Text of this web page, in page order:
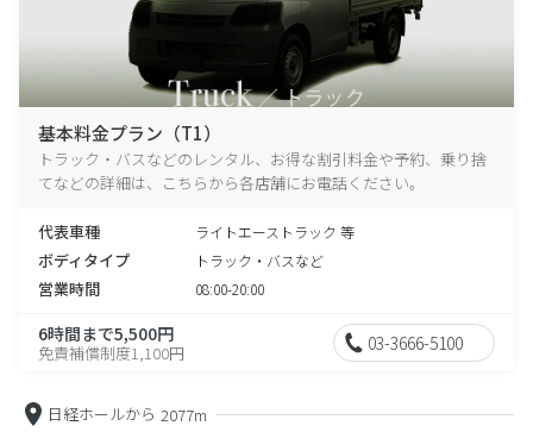
基本料金プラン（T1）
トラック・バスなどのレンタル、お得な割引料金や予約、乗り捨
てなどの詳細は、こちらから各店舗にお電話ください。
代表車種 ライトエーストラック 等
ボディタイプ トラック・バスなど
営業時間 08:00-20:00
6時間まで5,500円
免責補償制度1,100円 03-3666-5100
日経ホールから 2077m